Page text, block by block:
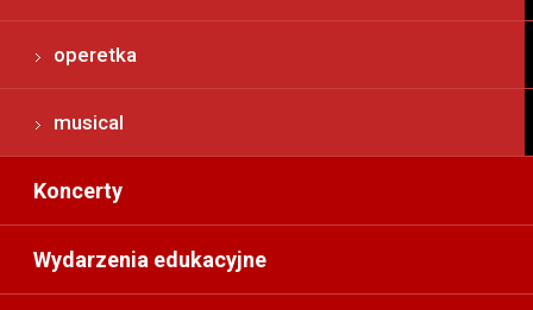
operetka
musical
Koncerty
Wydarzenia edukacyjne